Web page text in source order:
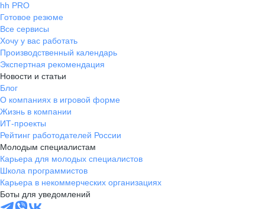
hh PRO
Готовое резюме
Все сервисы
Хочу у вас работать
Производственный календарь
Экспертная рекомендация
Новости и статьи
Блог
О компаниях в игровой форме
Жизнь в компании
ИТ-проекты
Рейтинг работодателей России
Молодым специалистам
Карьера для молодых специалистов
Школа программистов
Карьера в некоммерческих организациях
Боты для уведомлений